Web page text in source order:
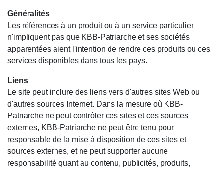
Généralités
Les références à un produit ou à un service particulier
n'impliquent pas que KBB-Patriarche et ses sociétés
apparentées aient l'intention de rendre ces produits ou ces
services disponibles dans tous les pays.
Liens
Le site peut inclure des liens vers d'autres sites Web ou
d'autres sources Internet. Dans la mesure où KBB-
Patriarche ne peut contrôler ces sites et ces sources
externes, KBB-Patriarche ne peut être tenu pour
responsable de la mise à disposition de ces sites et
sources externes, et ne peut supporter aucune
responsabilité quant au contenu, publicités, produits,